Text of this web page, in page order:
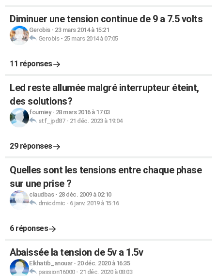
Diminuer une tension continue de 9 a 7.5 volts
Gerobis- 23 mars 2014 à 15:21
Gerobis- 25 mars 2014 à 07:05
11 réponses
Led reste allumée malgré interrupteur éteint,
des solutions?
fourniey- 28 mars 2016 à 17:03
stf_jpd87- 21 déc. 2023 à 19:04
29 réponses
Quelles sont les tensions entre chaque phase
sur une prise ?
claudbas- 28 déc. 2009 à 02:10
dmicdmic - 6 janv. 2019 à 15:16
6 réponses
Abaissée la tension de 5v a 1.5v
Elkhatib_anouar- 20 déc. 2020 à 16:35
passion16000- 21 déc. 2020 à 08:03